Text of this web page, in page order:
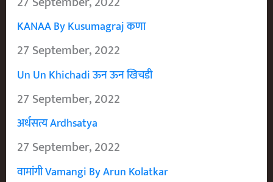
KANAA By Kusumagraj कणा
27 September, 2022
Un Un Khichadi ऊन ऊन खिचडी
27 September, 2022
अर्धसत्य Ardhsatya
27 September, 2022
वामांगी Vamangi By Arun Kolatkar